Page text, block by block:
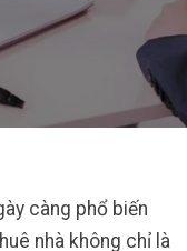
càng phổ biến
nhà không chỉ là